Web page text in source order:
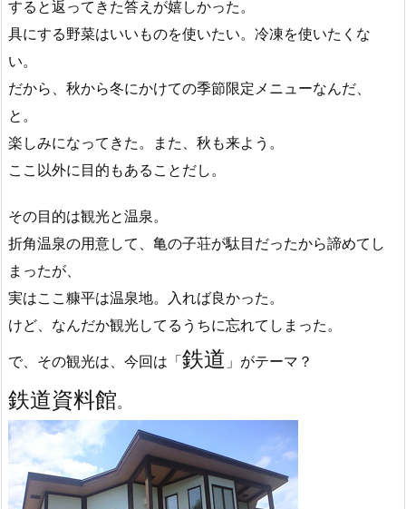
すると返ってきた答えが嬉しかった。
具にする野菜はいいものを使いたい。冷凍を使いたくな
い。
だから、秋から冬にかけての季節限定メニューなんだ、
と。
楽しみになってきた。また、秋も来よう。
ここ以外に目的もあることだし。
その目的は観光と温泉。
折角温泉の用意して、亀の子荘が駄目だったから諦めてし
まったが、
実はここ糠平は温泉地。入れば良かった。
けど、なんだか観光してるうちに忘れてしまった。
で、その観光は、今回は「鉄道 」がテーマ？
鉄道資料館。